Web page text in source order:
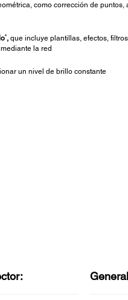
como corrección de
4,que incluye plantillas, efectos,
la red
un nivel de brillo constante